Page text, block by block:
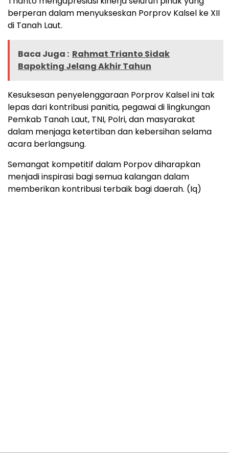
berperan dalam menyukseskan Porprov Kalsel ke XII
di Tanah Laut.
Baca Juga : Rahmat Trianto Sidak
Bapokting Jelang Akhir Tahun
Kesuksesan penyelenggaraan Porprov Kalsel ini tak
lepas dari kontribusi panitia, pegawai di lingkungan
Pemkab Tanah Laut, TNI, Polri, dan masyarakat
dalam menjaga ketertiban dan kebersihan selama
acara berlangsung.
Semangat kompetitif dalam Porpov diharapkan
menjadi inspirasi bagi semua kalangan dalam
memberikan kontribusi terbaik bagi daerah. (Iq)